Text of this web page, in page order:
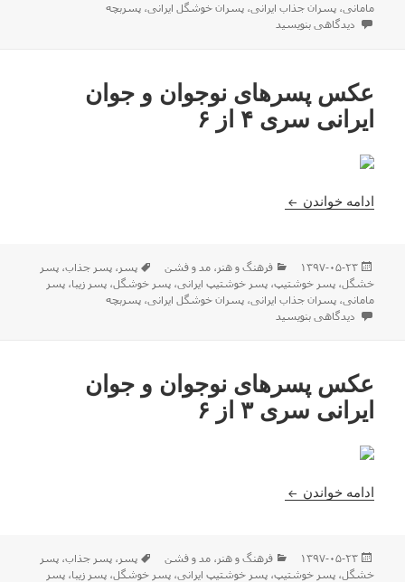
در
مامانی،پسران جذاب ایرانی،پسران خوشگل ایرانی،پسربچه
برای عکس پسرهای نوجوان و جوان ایرانی سری ۵ از ۶
دیدگاهی بنویسید
عکس پسرهای نوجوان و جوان
ایرانی سری ۴ از ۶
ادامه خواندن عکس پسرهای نوجوان و جوان ایرانی سری ۴ از ۶
ارسال
شده
در
۱۳۹۷-۰۵-۲۳ دسته‌ها
فرهنگ و هنر ،مد و فشن برچسب‌ها
پسر ،پسر جذاب،پسر
خشگل،پسر خوشتیپ،پسر خوشتیپ ایرانی،پسر خوشگل،پسر زیبا،پسر
مامانی،پسران جذاب ایرانی،پسران خوشگل ایرانی،پسربچه
برای عکس پسرهای نوجوان و جوان ایرانی سری ۴ از ۶
دیدگاهی بنویسید
عکس پسرهای نوجوان و جوان
ایرانی سری ۳ از ۶
ادامه خواندن عکس پسرهای نوجوان و جوان ایرانی سری ۳ از ۶
ارسال
شده
۱۳۹۷-۰۵-۲۳ دسته‌ها
فرهنگ و هنر ،مد و فشن برچسب‌ها
پسر ،پسر جذاب،پسر
خشگل،پسر خوشتیپ،پسر خوشتیپ ایرانی،پسر خوشگل،پسر زیبا،پسر